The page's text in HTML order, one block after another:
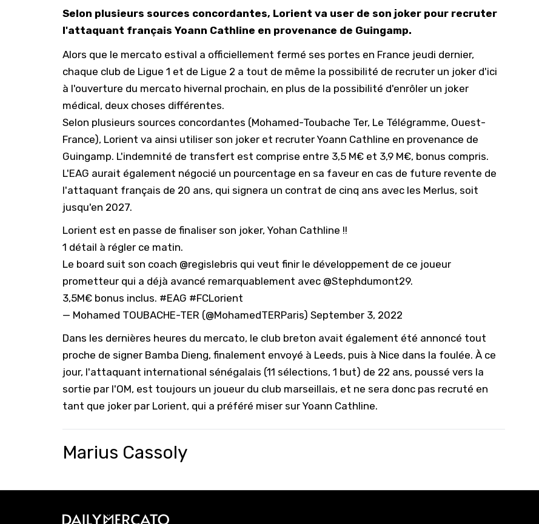
Selon plusieurs sources concordantes, Lorient va user de son joker pour recruter
l'attaquant français Yoann Cathline en provenance de Guingamp.
Alors que le mercato estival a officiellement fermé ses portes en France jeudi dernier,
chaque club de Ligue 1 et de Ligue 2 a tout de même la possibilité de recruter un joker d'ici
à l'ouverture du mercato hivernal prochain, en plus de la possibilité d'enrôler un joker
médical, deux choses différentes.
Selon plusieurs sources concordantes (Mohamed-Toubache Ter, Le Télégramme, Ouest-
France), Lorient va ainsi utiliser son joker et recruter Yoann Cathline en provenance de
Guingamp. L'indemnité de transfert est comprise entre 3,5 M€ et 3,9 M€, bonus compris.
L'EAG aurait également négocié un pourcentage en sa faveur en cas de future revente de
l'attaquant français de 20 ans, qui signera un contrat de cinq ans avec les Merlus, soit
jusqu'en 2027.
Lorient est en passe de finaliser son joker, Yohan Cathline !!
1 détail à régler ce matin.
Le board suit son coach @regislebris qui veut finir le développement de ce joueur
prometteur qui a déjà avancé remarquablement avec @Stephdumont29.
3,5M€ bonus inclus. #EAG #FCLorient
— Mohamed TOUBACHE-TER (@MohamedTERParis) September 3, 2022
Dans les dernières heures du mercato, le club breton avait également été annoncé tout
proche de signer Bamba Dieng, finalement envoyé à Leeds, puis à Nice dans la foulée. À ce
jour, l'attaquant international sénégalais (11 sélections, 1 but) de 22 ans, poussé vers la
sortie par l'OM, est toujours un joueur du club marseillais, et ne sera donc pas recruté en
tant que joker par Lorient, qui a préféré miser sur Yoann Cathline.
Marius Cassoly